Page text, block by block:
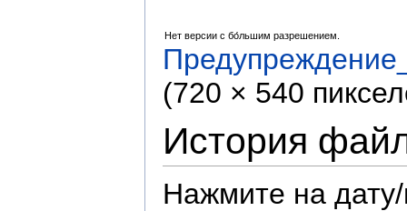
Нет версии с бо́льшим разрешением.
(720 × 540
История
Нажмите на